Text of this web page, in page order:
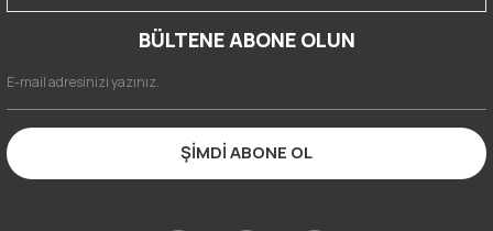
BÜLTENE ABONE OLUN
ŞİMDİ ABONE OL